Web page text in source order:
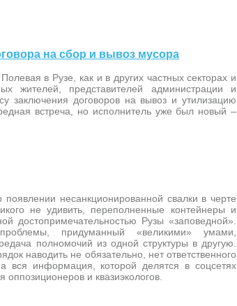
на сбор и вывоз мусора
в Рузе, как и в других частных секторах и
жителей, представителей администрации и
заключения договоров на вывоз и утилизацию
встреча, но исполнитель уже был новый –
несанкционированной свалки в черте
не удивить, переполненные контейнеры и
достопримечательностью Рузы «заповедной».
придуманный «великими» умами,
полномочий из одной структуры в другую.
наводить не обязательно, нет ответственного
информация, которой делятся в соцсетях
и квазиэкологов.